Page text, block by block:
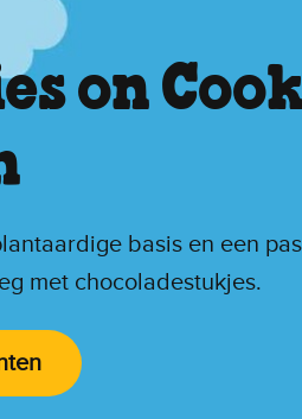
on
basis en een
met chocoladestukjes.